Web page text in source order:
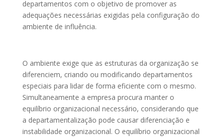
departamentos com o objetivo de promover as
adequações necessárias exigidas pela configuração do
ambiente de influência.
O ambiente exige que as estruturas da organização se
diferenciem, criando ou modificando departamentos
especiais para lidar de forma eficiente com o mesmo.
Simultaneamente a empresa procura manter o
equilíbrio organizacional necessário, considerando que
a departamentalização pode causar diferenciação e
instabilidade organizacional. O equilíbrio organizacional